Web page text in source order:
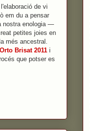
de vi
em du a pensar
nostra enologia —
petites joies en
més ancestral.
Brisat 2011 i
que potser es